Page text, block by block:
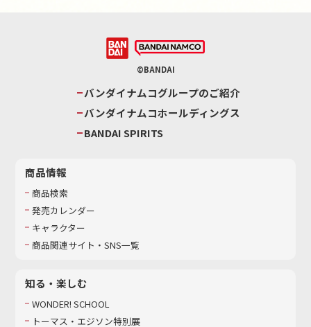
©BANDAI
バンダイナムコグループのご紹介
バンダイナムコホールディングス
BANDAI SPIRITS
商品情報
商品検索
発売カレンダー
キャラクター
商品関連サイト・SNS一覧
知る・楽しむ
WONDER! SCHOOL
トーマス・エジソン特別展